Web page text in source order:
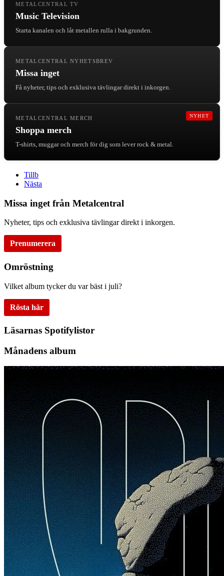
METALCENTRAL TV
Music Television
Starta kanalen och låt metallen rulla i bakgrunden.
METALCENTRAL NYHETSBREV
Missa inget
Få nyheter, tips och exklusiva tävlingar direkt i inkorgen.
NYHET
METALCENTRAL MERCH
Shoppa merch
T-shirts, muggar och merch för dig som lever rock & metal.
Tillb
Nästa
Missa inget från Metalcentral
Nyheter, tips och exklusiva tävlingar direkt i inkorgen.
Prenumerera
Omröstning
Vilket album tycker du var bäst i juli?
Rösta här
Läsarnas Spotifylistor
Månadens album